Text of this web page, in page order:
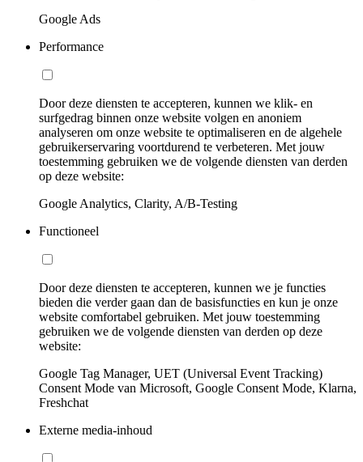
Google Ads
Performance
Door deze diensten te accepteren, kunnen we klik- en
surfgedrag binnen onze website volgen en anoniem
analyseren om onze website te optimaliseren en de algehele
gebruikerservaring voortdurend te verbeteren. Met jouw
toestemming gebruiken we de volgende diensten van derden
op deze website:
Google Analytics, Clarity, A/B-Testing
Functioneel
Door deze diensten te accepteren, kunnen we je functies
bieden die verder gaan dan de basisfuncties en kun je onze
website comfortabel gebruiken. Met jouw toestemming
gebruiken we de volgende diensten van derden op deze
website:
Google Tag Manager, UET (Universal Event Tracking)
Consent Mode van Microsoft, Google Consent Mode, Klarna,
Freshchat
Externe media-inhoud